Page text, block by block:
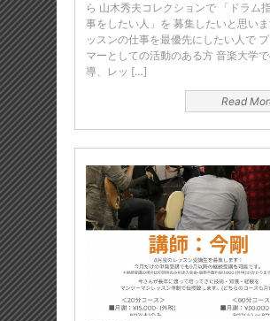
ら 山木秀夫コレクションで 「ドラム
事をしたい人」を 募集したいと思い
ッスンの仕事を最優先にしたい人で
マーとしての活動のある方 音楽大学
導、レッ […]
Read